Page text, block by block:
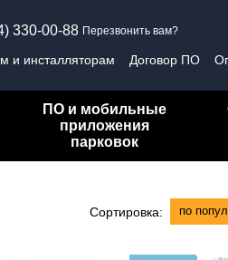
330-00-88 Перезвонить вам?
и инсталляторам Договор ПО
ПО и мобильные
приложения
парковок
Сортировка: по